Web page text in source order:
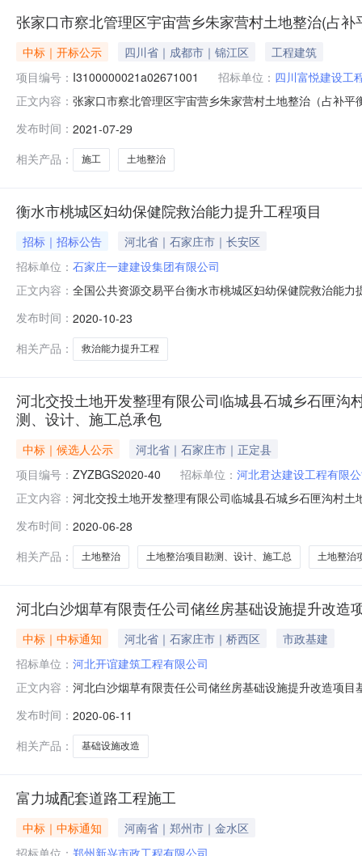
张家口市察北管理区宇宙营乡朱家营村土地整治(占
中标｜开标公示 四川省｜成都市｜锦江区
工程建筑
项目编号： I3100000021a02671001 招标单位： 四川富悦建设工
正文内容： 张家口市察北管理区宇宙营乡朱家营村土地整治（占补
村、淖沿村））标段编号：YHZB-2021-009/02标段（包
发布时间： 2021-07-29
相关产品：
施工 土地整治
衡水市桃城区妇幼保健院救治能力提升工程项目
招标｜招标公告
河北省｜石家庄市｜长安区
招标单位： 石家庄一建建设集团有限公司
正文内容： 全国公共资源交易平台衡水市桃城区妇幼保健院救治能
5177957.85120合格李凤丽冀2131317886553河北建研
发布时间： 2020-10-23
相关产品：
救治能力提升工程
河北交投土地开发整理有限公司临城县石城乡石匣
测、设计、施工总承包
中标｜候选人公示
河北省｜石家庄市｜正定县
项目编号： ZYZBGS2020-40 招标单位： 河北君达建设工程有限
正文内容： 河北交投土地开发整理有限公司临城县石城乡石匣沟村
土地整治（占补平衡）项目勘测、设计、施工总承包第
（%）：勘测：招标人确定的第三方机构针对项
发布时间： 2020-06-28
相关产品：
土地整治 土地整治项目勘测、设计、施工总 土地整治
河北白沙烟草有限责任公司储丝房基础设施提升改造
中标｜中标通知 河北省｜石家庄市｜桥西区
市政基建
招标单位： 河北开谊建筑工程有限公司
正文内容： 河北白沙烟草有限责任公司储丝房基础设施提升改造项
1河北建翔建筑工程有限公司91130100677380324Y50
发布时间： 2020-06-11
相关产品：
基础设施改造
富力城配套道路工程施工
中标｜中标通知
河南省｜郑州市｜金水区
招标单位： 郑州新兴市政工程有限公司